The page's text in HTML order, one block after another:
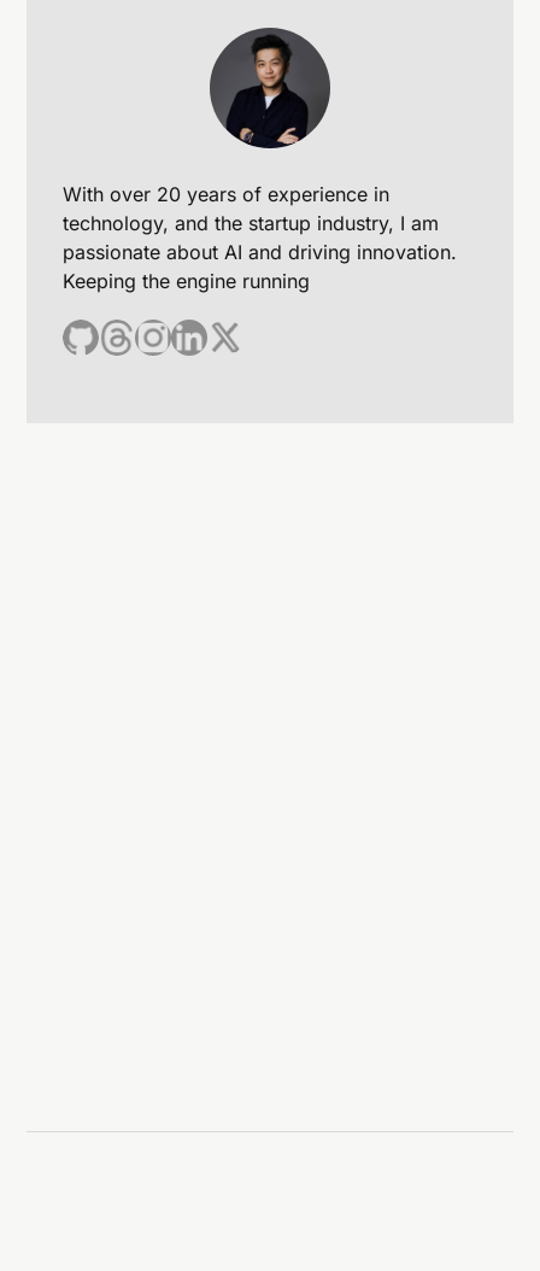
With over 20 years of experience in
technology, and the startup industry, I am
passionate about AI and driving innovation.
Keeping the engine running